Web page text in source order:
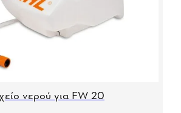
νερού για FW 20